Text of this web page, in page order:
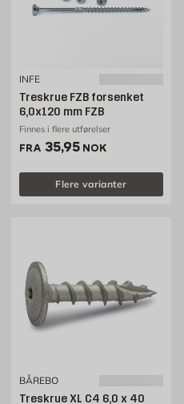
INFE
Treskrue FZB forsenket
6,0x120 mm FZB
Finnes i flere utførelser
FRA Pris 35.95 NOK /stk
35,95 NOK
Flere varianter
BÅREBO
Treskrue XL C4 6,0 x 40